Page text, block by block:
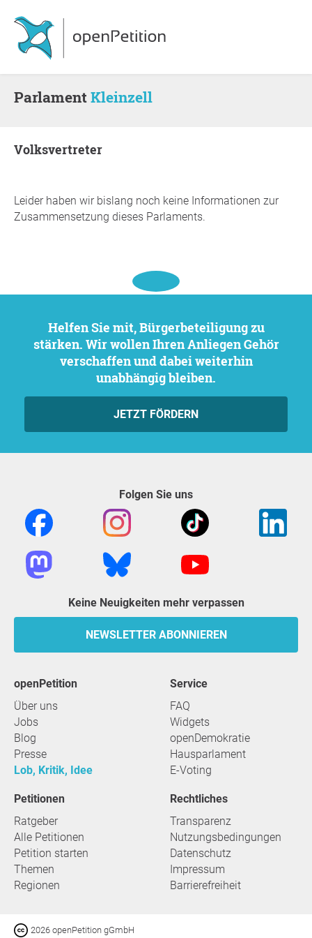
ParlamentKleinzell
Volksvertreter
Leider haben wir bislang noch keine Informationen zur
Zusammensetzung dieses Parlaments.
Helfen Sie mit, Bürgerbeteiligung zu
stärken. Wir wollen Ihren Anliegen Gehör
verschaffen und dabei weiterhin
unabhängig bleiben.
JETZT FÖRDERN
Folgen Sie uns
Keine Neuigkeiten mehr verpassen
NEWSLETTER ABONNIEREN
openPetition
Über uns
Jobs
Blog
Presse
Lob, Kritik, Idee
Service
FAQ
Widgets
openDemokratie
Hausparlament
E-Voting
Petitionen
Ratgeber
Alle Petitionen
Petition starten
Themen
Regionen
Rechtliches
Transparenz
Nutzungsbedingungen
Datenschutz
Impressum
Barrierefreiheit
2026 openPetition gGmbH